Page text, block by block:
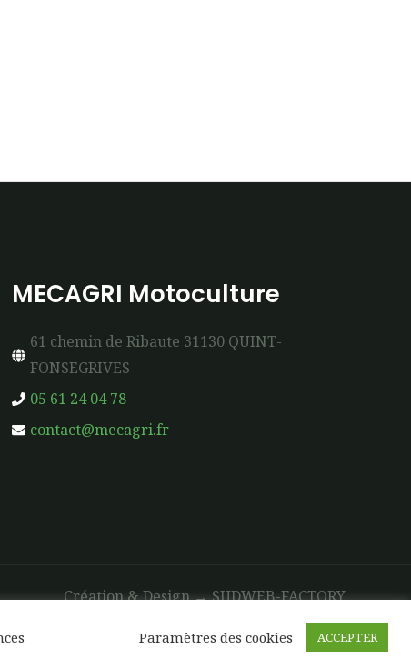
MECAGRI Motoculture
61 chemin de Ribaute 31130 QUINT-
FONSEGRIVES
05 61 24 04 78
contact@mecagri.fr
Création & Design →SUDWEB-FACTORY
Paramètres des cookies ACCEPTER